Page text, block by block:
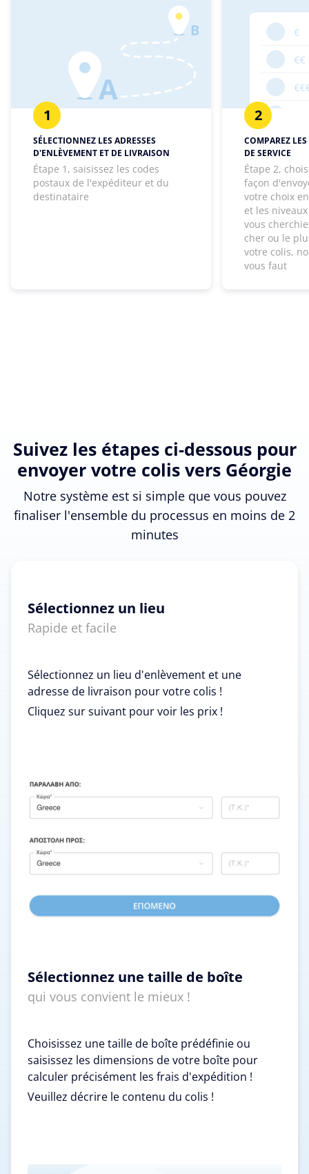
1
SÉLECTIONNEZ LES ADRESSES
D'ENLÈVEMENT ET DE LIVRAISON
Étape 1, saisissez les codes
postaux de l'expéditeur et du
destinataire
2
COMPAREZ
DE SERVICE
Étape 2,
façon
votre choix
et les
vous
cher ou le
votre colis,
vous faut
Suivez les étapes ci-dessous pour
envoyer votre colis vers Géorgie
Notre système est si simple que vous pouvez
finaliser l'ensemble du processus en moins de 2
minutes
Sélectionnez un lieu
Rapide et facile
Sélectionnez un lieu d'enlèvement et une
adresse de livraison pour votre colis !
Cliquez sur suivant pour voir les prix !
Sélectionnez une taille de boîte
qui vous convient le mieux !
Choisissez une taille de boîte prédéfinie ou
saisissez les dimensions de votre boîte pour
calculer précisément les frais d'expédition !
Veuillez décrire le contenu du colis !